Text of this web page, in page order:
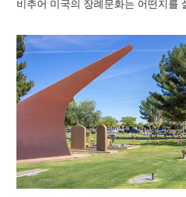
비추어 미국의 장례문화는 어떤지를